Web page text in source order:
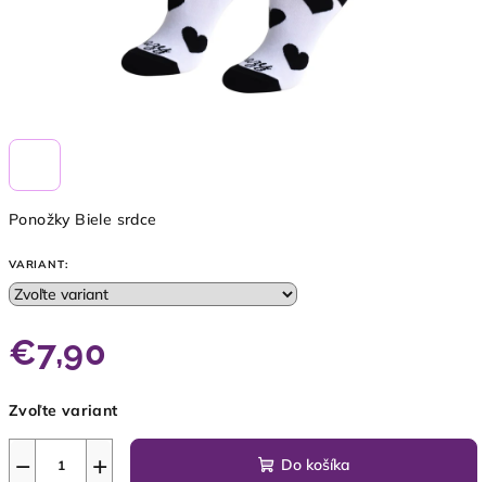
Ponožky Biele srdce
VARIANT:
€7,90
cena:
Zvoľte variant
+
− Do košíka